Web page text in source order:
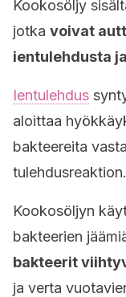
Kookosöljy
jotka voivat
ientulehdusta
Ientulehdus
aloittaa
bakteereita
tulehdusreaktion.
Kookosöljyn
bakteerien
bakteerit
ja verta